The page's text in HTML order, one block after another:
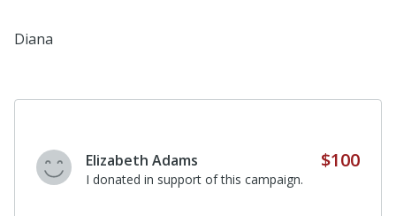
Diana
Elizabeth Adams
I donated in support of this campaign.
$100